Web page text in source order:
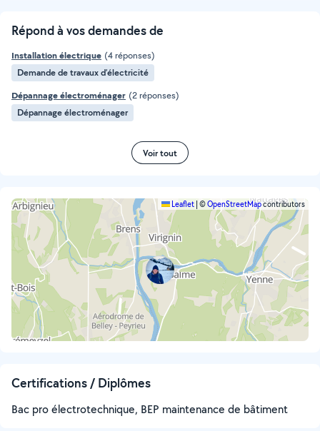
Répond à vos demandes de
Installation électrique (4 réponses)
Demande de travaux d’électricité
Dépannage électroménager (2 réponses)
Dépannage électroménager
Voir tout
Leaflet ©OpenStreetMapcontributors
Certifications / Diplômes
Bac pro électrotechnique, BEP maintenance de bâtiment